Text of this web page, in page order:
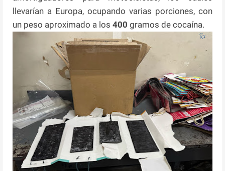
llevarían a Europa, ocupando varias porciones, con
un peso aproximado a los 400 gramos de cocaína.